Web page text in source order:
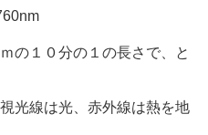
の１０分の１の長さで、と
光線は光、赤外線は熱を地